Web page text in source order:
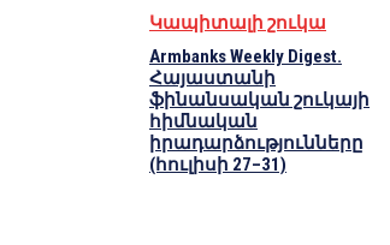
Կապիտալի շուկա
Armbanks Weekly Digest.
Հայաստանի
ֆինանսական շուկայի
հիմնական
իրադարձությունները
(հուլիսի 27–31)